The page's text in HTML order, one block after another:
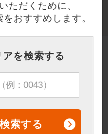
ただくために、
おすすめします。
アを検索する
（受付締切日）まで
です。本サイトのマ
変更の手続きをお願
は、キャンセル・変
、担当の「まごころ
の宅食」受付センタ
い。